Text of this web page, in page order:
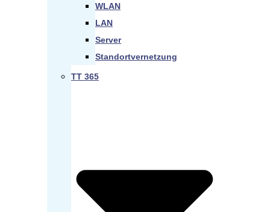
WLAN
LAN
Server
Standortvernetzung
TT 365